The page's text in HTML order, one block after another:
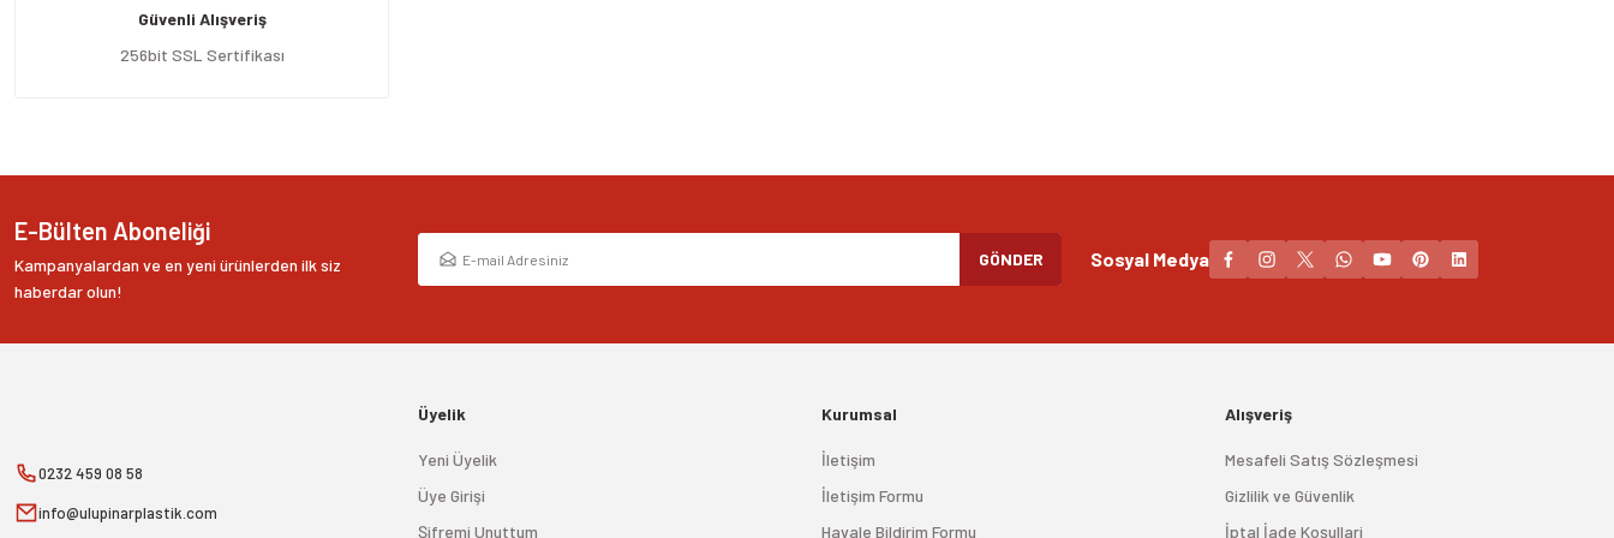
Ürün bilgilerinde hatalar bulunuyor.
Ürün fiyatı diğer sitelerden daha pahalı.
Güvenli Alışveriş
256bit SSL Sertifikası
E-Bülten Aboneliği
Kampanyalardan ve en yeni ürünlerden ilk siz
haberdar olun!
GÖNDER Sosyal Medya
0232 459 08 58
info@ulupinarplastik.com
Üyelik
Yeni Üyelik
Üye Girişi
Şifremi Unuttum
Kurumsal
İletişim
İletişim Formu
Havale Bildirim Formu
Alışveriş
Mesafeli Satış Sözleşmesi
Gizlilik ve Güvenlik
İptal İade Koşullari